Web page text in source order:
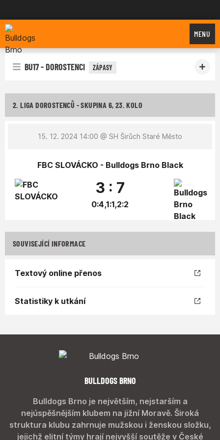
Bulldogs Brno
MENU
BU17 - DOROSTENCI ZÁPASY
2. LIGA DOROSTENCŮ - SKUPINA 6, 23. KOLO
15. 12. 2024 14:00 @ SH Širůch Staré Město
FBC SLOVÁCKO - Bulldogs Brno Black
3 : 7
0:4,1:1,2:2
SOUVISEJÍCÍ INFORMACE
Textový online přenos
Statistiky k utkání
BULLDOGS BRNO
Bulldogs Brno je největším, nejstarším a
nejúspěšnějším klubem na jižní Moravě. Široká
struktura klubu zahrnuje mužskou i ženskou složku,
jejichž elitní týmy hrají nejvyšší soutěže v České